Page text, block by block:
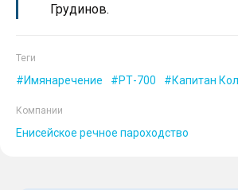
Грудинов.
Теги
Имянаречение РТ-700 Капитан
Компании
Енисейское речное пароходство